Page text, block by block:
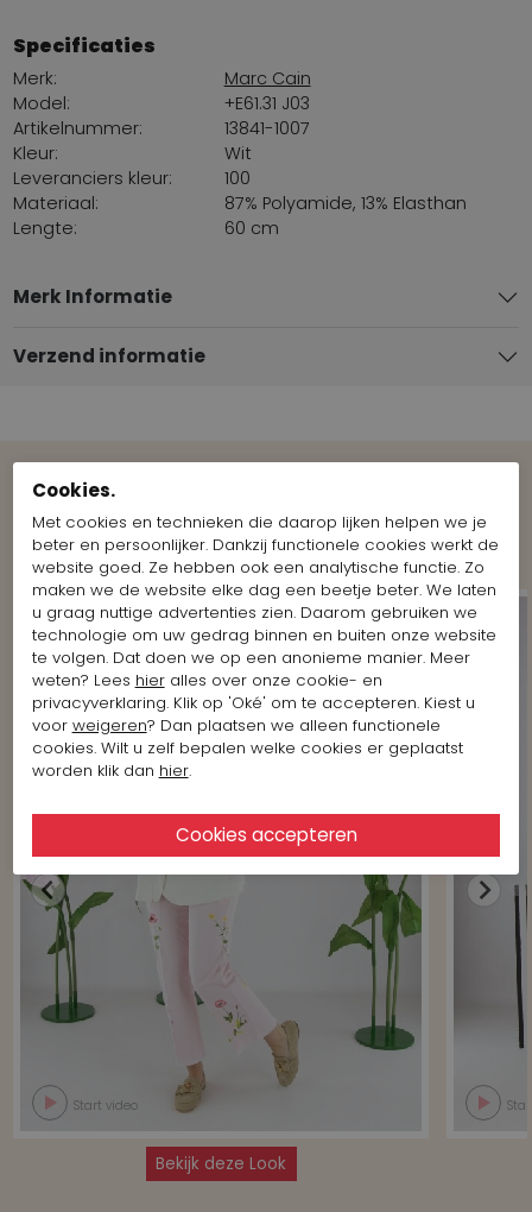
Specificaties
Merk:
Marc Cain
Model:
+E61.31 J03
Artikelnummer:
13841-1007
Kleur:
Wit
Leveranciers kleur:
100
Materiaal:
87% Polyamide, 13% Elasthan
Lengte:
60 cm
Merk Informatie
Verzend informatie
Bekijk meer Looks van het merk
Marc Cain
Start video
Bekijk deze Look
Cookies.
Met cookies en technieken die daarop lijken helpen we je
beter en persoonlijker. Dankzij functionele cookies werkt de
website goed. Ze hebben ook een analytische functie. Zo
maken we de website elke dag een beetje beter. We laten
u graag nuttige advertenties zien. Daarom gebruiken we
technologie om uw gedrag binnen en buiten onze website
te volgen. Dat doen we op een anonieme manier. Meer
weten? Lees hieralles over onze cookie- en
privacyverklaring. Klik op 'Oké' om te accepteren. Kiest u
voor weigeren? Dan plaatsen we alleen functionele
cookies. Wilt u zelf bepalen welke cookies er geplaatst
worden klik dan hier.